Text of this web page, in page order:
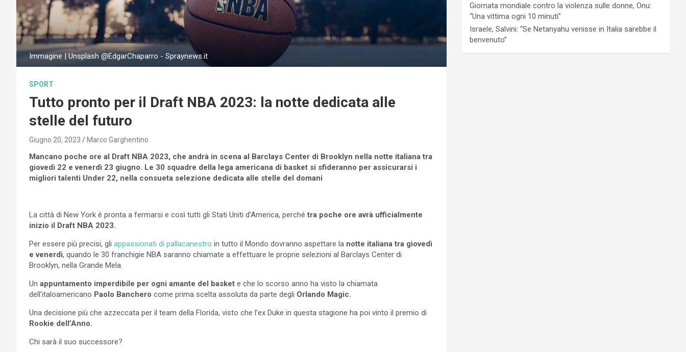
Immagine | Unsplash @EdgarChaparro - Spraynews.it
SPORT
Tutto pronto per il Draft NBA 2023: la notte dedicata alle
stelle del futuro
Giugno 20, 2023 Marco Garghentino
Mancano poche ore al Draft NBA 2023, che andrà in scena al Barclays Center di Brooklyn nella notte italiana tra
giovedì 22 e venerdì 23 giugno. Le 30 squadre della lega americana di basket si sfideranno per assicurarsi i
migliori talenti Under 22, nella consueta selezione dedicata alle stelle del domani
La città di New York è pronta a fermarsi e così tutti gli Stati Uniti d’America, perché tra poche ore avrà ufficialmente
inizio il Draft NBA 2023.
Per essere più precisi, gli appassionati di pallacanestro in tutto il Mondo dovranno aspettare la notte italiana tra giovedì
e venerdì, quando le 30 franchigie NBA saranno chiamate a effettuare le proprie selezioni al Barclays Center di
Brooklyn, nella Grande Mela.
Un appuntamento imperdibile per ogni amante del basket e che lo scorso anno ha visto la chiamata
dell’italoamericano Paolo Banchero come prima scelta assoluta da parte degli Orlando Magic.
Una decisione più che azzeccata per il team della Florida, visto che l’ex Duke in questa stagione ha poi vinto il premio di
Rookie dell’Anno.
Chi sarà il suo successore?
Giornata mondiale contro la violenza sulle donne, Onu:
“Una vittima ogni 10 minuti”
Israele, Salvini: “Se Netanyahu venisse in Italia sarebbe il
benvenuto”